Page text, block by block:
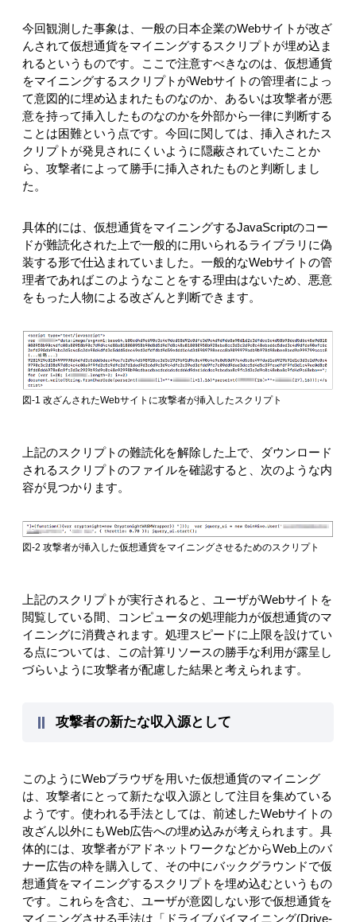
今回観測した事象は、一般の日本企業のWebサイトが改ざ
んされて仮想通貨をマイニングするスクリプトが埋め込ま
れるというものです。ここで注意すべきなのは、仮想通貨
をマイニングするスクリプトがWebサイトの管理者によっ
て意図的に埋め込まれたものなのか、あるいは攻撃者が悪
意を持って挿入したものなのかを外部から一律に判断する
ことは困難という点です。今回に関しては、挿入されたス
クリプトが発見されにくいように隠蔽されていたことか
ら、攻撃者によって勝手に挿入されたものと判断しまし
た。
具体的には、仮想通貨をマイニングするJavaScriptのコー
ドが難読化された上で一般的に用いられるライブラリに偽
装する形で仕込まれていました。一般的なWebサイトの管
理者であればこのようなことをする理由はないため、悪意
をもった人物による改ざんと判断できます。
図-1 改ざんされたWebサイトに攻撃者が挿入したスクリプト
上記のスクリプトの難読化を解除した上で、ダウンロード
されるスクリプトのファイルを確認すると、次のような内
容が見つかります。
図-2 攻撃者が挿入した仮想通貨をマイニングさせるためのスクリプト
上記のスクリプトが実行されると、ユーザがWebサイトを
閲覧している間、コンピュータの処理能力が仮想通貨のマ
イニングに消費されます。処理スピードに上限を設けてい
る点については、この計算リソースの勝手な利用が露呈し
づらいように攻撃者が配慮した結果と考えられます。
攻撃者の新たな収入源として
このようにWebブラウザを用いた仮想通貨のマイニング
は、攻撃者にとって新たな収入源として注目を集めている
ようです。使われる手法としては、前述したWebサイトの
改ざん以外にもWeb広告への埋め込みが考えられます。具
体的には、攻撃者がアドネットワークなどからWeb上のバ
ナー広告の枠を購入して、その中にバックグラウンドで仮
想通貨をマイニングするスクリプトを埋め込むというもの
です。これらを含む、ユーザが意図しない形で仮想通貨を
マイニングさせる手法は「ドライブバイマイニング(Drive-